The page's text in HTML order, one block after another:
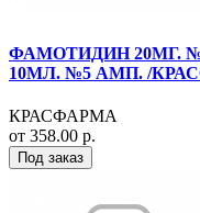
ФАМОТИДИН 20МГ.
10МЛ. №5 АМП. /
КРАСФАРМА
от 358.00 р.
Под заказ